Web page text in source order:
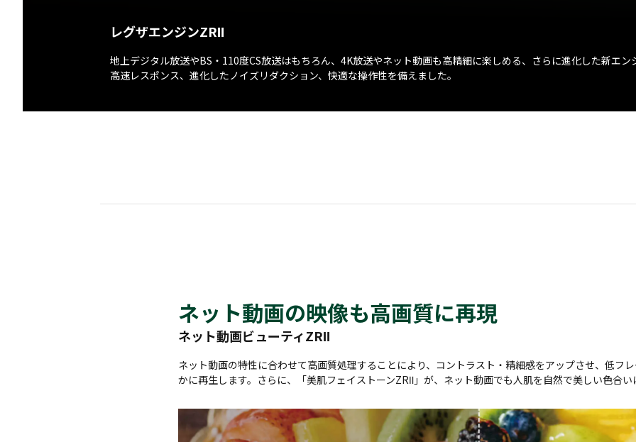
レグザエンジンZRⅡ
地上デジタル放送やBS・110度CS放送はもちろん、4K放送やネット動画も高精細に楽しめる、さらに進化した新エン
高速レスポンス、進化したノイズリダクション、快適な操作性を備えました。
ネット動画の映像も高画質に再現
ネット動画ビューティZRⅡ
ネット動画の特性に合わせて高画質処理することにより、コントラスト・精細感をアップさせ、低フ
かに再生します。さらに、「美肌フェイストーンZRⅡ」が、ネット動画でも人肌を自然で美しい色合い